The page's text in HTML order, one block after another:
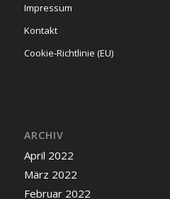
Impressum
Kontakt
Cookie-Richtlinie (EU)
ARCHIV
April 2022
März 2022
Februar 2022